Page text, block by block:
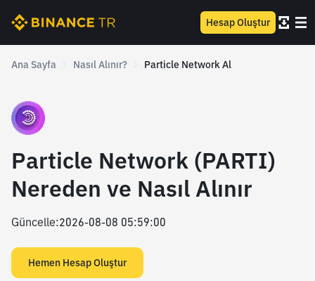
Hesap Oluştur
Ana Sayfa Nasıl Alınır? Particle Network Al
Particle Network (PARTI)
Nereden ve Nasıl Alınır
Güncelle:2026-08-08 05:59:00
Hemen Hesap Oluştur